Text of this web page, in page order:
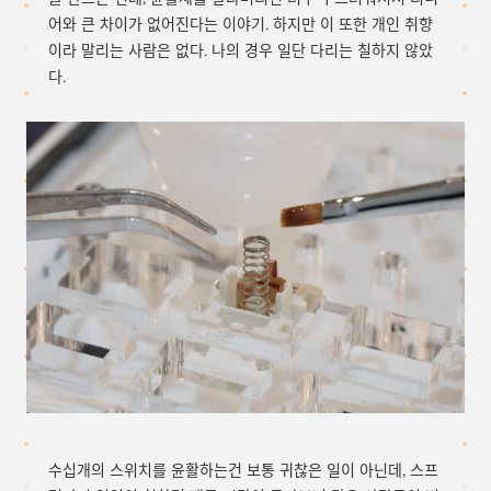
어와 큰 차이가 없어진다는 이야기. 하지만 이 또한 개인 취향
이라 말리는 사람은 없다. 나의 경우 일단 다리는 칠하지 않았
다.
수십개의 스위치를 윤활하는건 보통 귀찮은 일이 아닌데, 스프